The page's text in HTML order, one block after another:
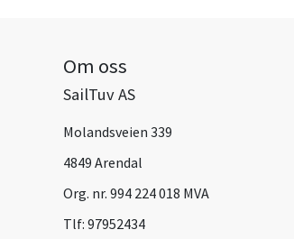
Om oss
SailTuv AS
Molandsveien 339
4849 Arendal
Org. nr. 994 224 018 MVA
Tlf: 97952434